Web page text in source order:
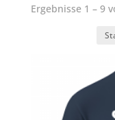
Ergebnisse 1 – 9